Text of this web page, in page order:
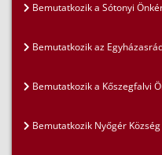
Bemutatkozik a Sótonyi
Bemutatkozik az
Bemutatkozik a Kőszegfalvi
Bemutatkozik Nyőgér